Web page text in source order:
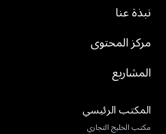
نبذة عنا
مركز المحتوى
المشاريع
المكتب الرئيسي